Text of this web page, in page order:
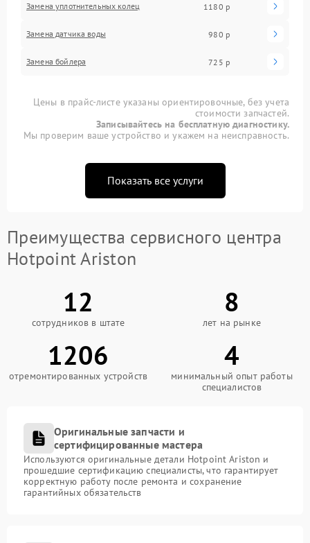
Замена уплотнительных колец 1180 р
Замена датчика воды 980 р
Замена бойлера 725 р
Цены в прайс-листе указаны ориентировочные, без учета
стоимости запчастей.
Записывайтесь на бесплатную диагностику.
Мы проверим ваше устройство и укажем на неисправность.
Показать все услуги
Преимущества сервисного центра
Hotpoint Ariston
12
сотрудников в штате
8
лет на рынке
1206
отремонтированных устройств
4
минимальный опыт работы
специалистов
Оригинальные запчасти и
сертифицированные мастера
Используются оригинальные детали Hotpoint Ariston и
прошедшие сертификацию специалисты, что гарантирует
корректную работу после ремонта и сохранение
гарантийных обязательств